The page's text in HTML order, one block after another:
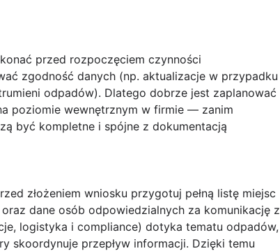
przed rozpoczęciem czynności
zgodność danych (np. aktualizacje w przypadku
odpadów). Dlatego dobrze jest zaplanować
poziomie wewnętrznym w firmie — zanim
być kompletne i spójne z dokumentacją
złożeniem wniosku przygotuj pełną listę miejsc
dane osób odpowiedzialnych za komunikację z
logistyka i compliance) dotyka tematu odpadów,
skoordynuje przepływ informacji. Dzięki temu